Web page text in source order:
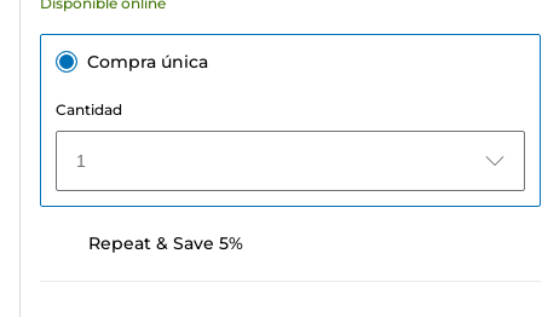
Compra única
Cantidad
1
Repeat & Save 5%